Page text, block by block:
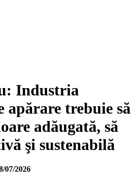
Industria
apărare trebuie să
adăugată, să
şi sustenabilă
07/2026